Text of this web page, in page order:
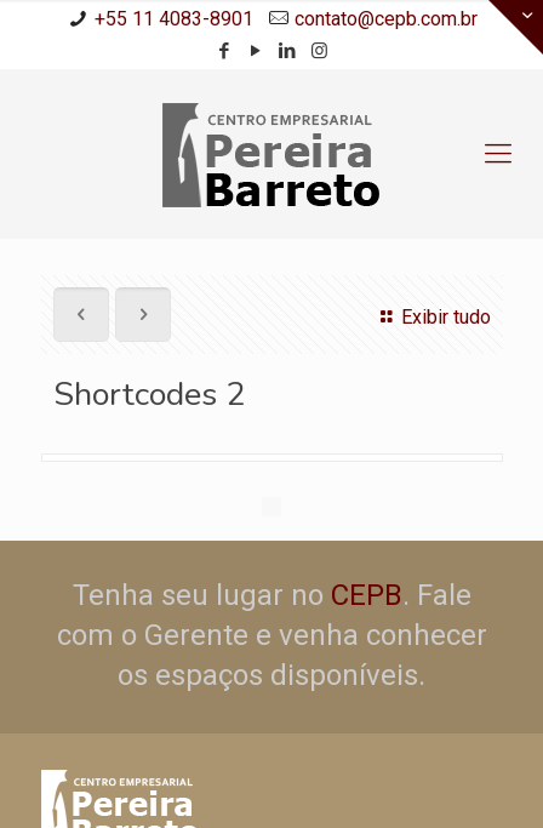
+55 11 4083-8901 contato@cepb.com.br
Exibir tudo
Shortcodes 2
Tenha seu lugar no CEPB. Fale
com o Gerente e venha conhecer
os espaços disponíveis.